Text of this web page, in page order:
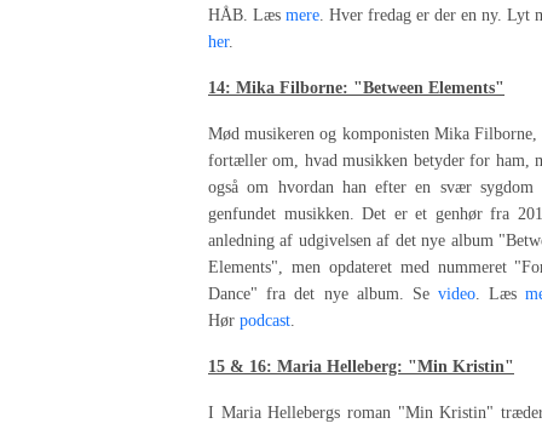
HÅB. Læsmere. Hver fredag er der en ny. Lyt
her.
14: Mika Filborne: "Between Elements"
Mød musikeren og komponisten Mika Filborne,
fortæller om, hvad musikken betyder for ham,
også om hvordan han efter en svær sygdom
genfundet musikken. Det er et genhør fra
anledning af udgivelsen af det nye album
Elements", men opdateret med nummeret
Dance" fra det nye album. Sevideo. Læs
Hør podcast.
15 & 16: Maria Helleberg: "Min Kristin"
I Maria Hellebergs roman "Min Kristin"